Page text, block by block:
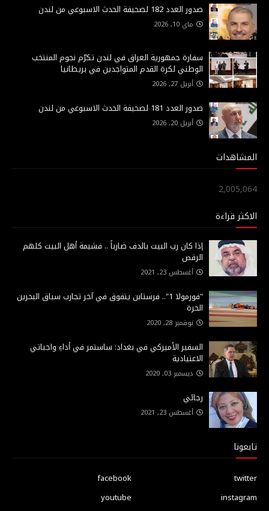
صدور العدد 182 لصحيفة الحدث الاسبوعي من لندن
ماي 10, 2026
سفارة جمهورية العراق في لندن تكرّم نجوم المنتخب
الوطني لكرة القدم المتواجدين في بريطانيا
أبريل 27, 2026
صدور العدد 181 لصحيفة الحدث الاسبوعي من لندن
أبريل 20, 2026
المشاهدات
2,005,064
الاكثر قراءة
إذا كان رب البيت بالدف ضارباً .. فشيمة أهل البيت كلهم
الرقص
أغسطس 23, 2021
"فورمولا 1".. فرستابن يتفوق في آخر تجارب سباق البحرين
الحرة
نوفمبر 28, 2020
السفير الأميركي في بغداد: ساستمر في أداءِ واجباتي
الاعتيادية
ديسمبر 03, 2020
رجائي
أغسطس 23, 2021
تابعونا
facebook
twitter
youtube
instagram